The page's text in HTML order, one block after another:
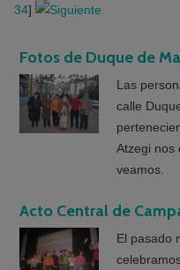
34]
Fotos de Duque de
Las
calle
Atzegi nos
veamos.
Acto Central de
El pasado